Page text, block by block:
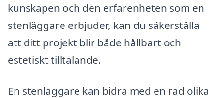
kunskapen och den erfarenheten som en
stenläggare erbjuder, kan du säkerställa
att ditt projekt blir både hållbart och
estetiskt tilltalande.
En stenläggare kan bidra med en rad olika